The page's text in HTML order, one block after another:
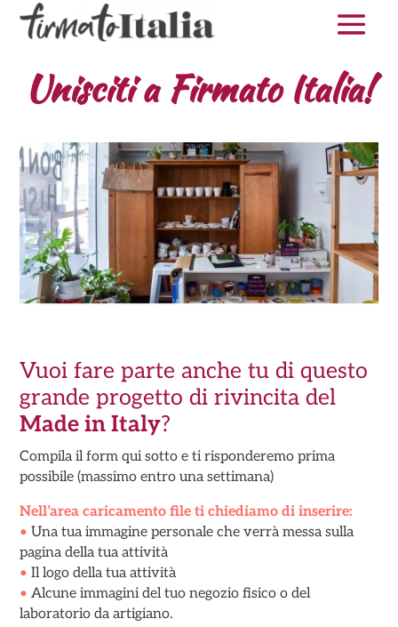
Unisciti a Firmato Italia!
Vuoi fare parte anche tu di questo
grande progetto di rivincita del
Made in Italy?
Compila il form qui sotto e ti risponderemo prima
possibile (massimo entro una settimana)
Nell’area caricamento file ti chiediamo di inserire:
• Una tua immagine personale che verrà messa sulla
pagina della tua attività
• Il logo della tua attività
• Alcune immagini del tuo negozio fisico o del
laboratorio da artigiano.